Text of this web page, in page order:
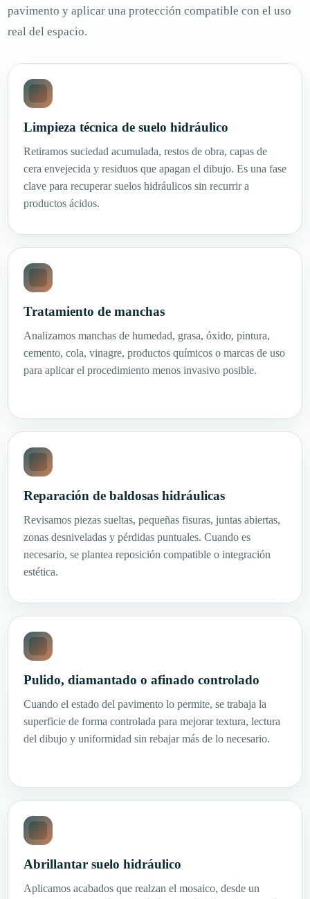
pavimento y aplicar una protección compatible con el uso
real del espacio.
Limpieza técnica de suelo hidráulico
Retiramos suciedad acumulada, restos de obra, capas de
cera envejecida y residuos que apagan el dibujo. Es una fase
clave para recuperar suelos hidráulicos sin recurrir a
productos ácidos.
Tratamiento de manchas
Analizamos manchas de humedad, grasa, óxido, pintura,
cemento, cola, vinagre, productos químicos o marcas de uso
para aplicar el procedimiento menos invasivo posible.
Reparación de baldosas hidráulicas
Revisamos piezas sueltas, pequeñas fisuras, juntas abiertas,
zonas desniveladas y pérdidas puntuales. Cuando es
necesario, se plantea reposición compatible o integración
estética.
Pulido, diamantado o afinado controlado
Cuando el estado del pavimento lo permite, se trabaja la
superficie de forma controlada para mejorar textura, lectura
del dibujo y uniformidad sin rebajar más de lo necesario.
Abrillantar suelo hidráulico
Aplicamos acabados que realzan el mosaico, desde un